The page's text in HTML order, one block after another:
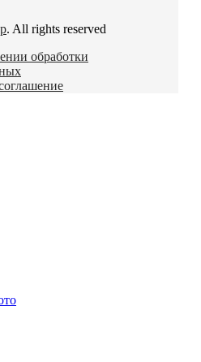
. All rights reserved
обработки